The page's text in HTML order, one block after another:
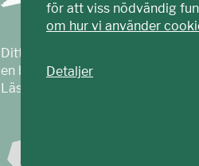
Ditt ECPAT har tagits fram
en barnrättsorganisation som
Läs mer på
för att viss nödvändig
om hur vi använder
Detaljer